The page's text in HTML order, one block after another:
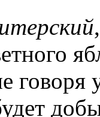
говоря